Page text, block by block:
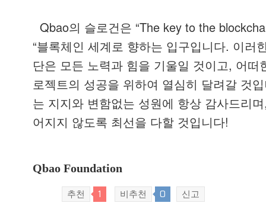
Qbao의 슬로건은 “The key to the
“블록체인 세계로 향하는 입구입니다. 이러
단은 모든 노력과 힘을 기울일 것이고, 어떠
로젝트의 성공을 위하여 열심히 달려갈 것
는 지지와 변함없는 성원에 항상 감사드리며
어지지 않도록 최선을 다할 것입니다!
Qbao Foundation
추천 1 비추천 0 신고